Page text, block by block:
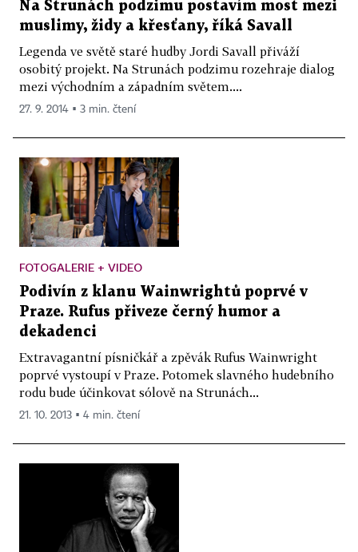
Na Strunách podzimu postavím most mezi
muslimy, židy a křesťany, říká Savall
Legenda ve světě staré hudby Jordi Savall přiváží
osobitý projekt. Na Strunách podzimu rozehraje dialog
mezi východním a západním světem....
27. 9. 2014 ▪ 3 min. čtení
FOTOGALERIE + VIDEO
Podivín z klanu Wainwrightů poprvé v
Praze. Rufus přiveze černý humor a
dekadenci
Extravagantní písničkář a zpěvák Rufus Wainwright
poprvé vystoupí v Praze. Potomek slavného hudebního
rodu bude účinkovat sólově na Strunách...
21. 10. 2013 ▪ 4 min. čtení